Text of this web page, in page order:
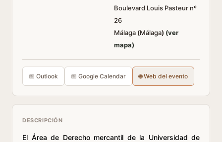
Boulevard Louis Pasteur nº
26
Málaga (Málaga) (ver
mapa)
📅 Outlook 📅 Google Calendar 🌐 Web del evento
DESCRIPCIÓN
El Área de Derecho mercantil de la Universidad de